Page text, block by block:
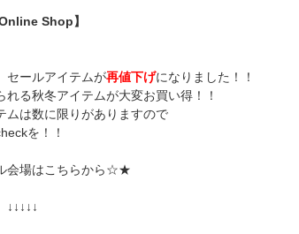
Shop】
セールアイテムが再値下げになりました！！
れる秋冬アイテムが大変お買い得！！
ムは数に限りがありますので
を！！
会場はこちらから☆★